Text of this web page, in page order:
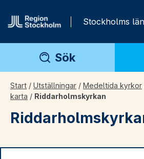
Stockholms
Sök
Start / Utställningar / Medeltida kyrkor
karta / Riddarholmskyrkan